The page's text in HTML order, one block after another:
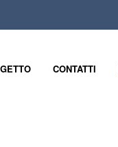
CONTATTI